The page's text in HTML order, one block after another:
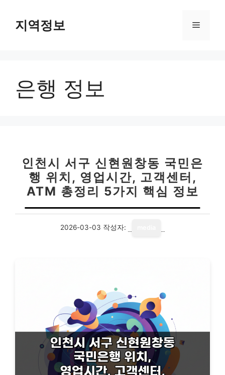
지역정보 메
은행 정보
인천시 서구 신현원창동 국민은
행 위치, 영업시간, 고객센터,
ATM 총정리 5가지 핵심 정보
2026-03-03 작성자: